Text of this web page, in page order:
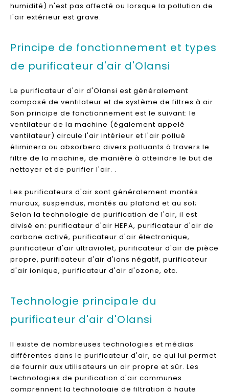
humidité) n'est pas affecté ou lorsque la pollution de
l'air extérieur est grave.
Principe de fonctionnement et types
de purificateur d'air d'Olansi
Le purificateur d'air d'Olansi est généralement
composé de ventilateur et de système de filtres à air.
Son principe de fonctionnement est le suivant: le
ventilateur de la machine (également appelé
ventilateur) circule l'air intérieur et l'air pollué
éliminera ou absorbera divers polluants à travers le
filtre de la machine, de manière à atteindre le but de
nettoyer et de purifier l'air. .
Les purificateurs d'air sont généralement montés
muraux, suspendus, montés au plafond et au sol;
Selon la technologie de purification de l'air, il est
divisé en: purificateur d'air HEPA, purificateur d'air de
carbone activé, purificateur d'air électronique,
purificateur d'air ultraviolet, purificateur d'air de pièce
propre, purificateur d'air d'ions négatif, purificateur
d'air ionique, purificateur d'air d'ozone, etc.
Technologie principale du
purificateur d'air d'Olansi
Il existe de nombreuses technologies et médias
différentes dans le purificateur d'air, ce qui lui permet
de fournir aux utilisateurs un air propre et sûr. Les
technologies de purification d'air communes
comprennent la technologie de filtration à haute